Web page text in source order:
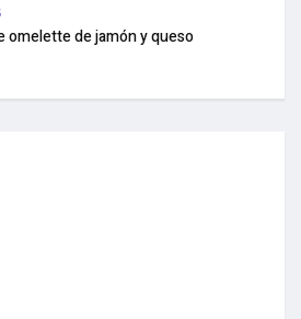
omelette de jamón y queso